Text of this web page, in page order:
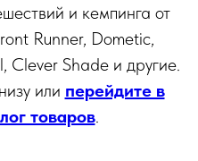
и кемпинга от
Runner, Dometic,
Clever Shade и другие.
или перейдите в
товаров.